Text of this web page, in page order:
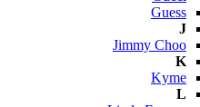
Guess
J
Jimmy Choo
K
Kyme
L